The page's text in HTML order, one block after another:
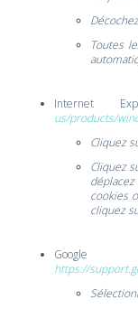
Toutes
Internet
us/products/
Cliquez
Cliquez
cookies
cliquez
https://